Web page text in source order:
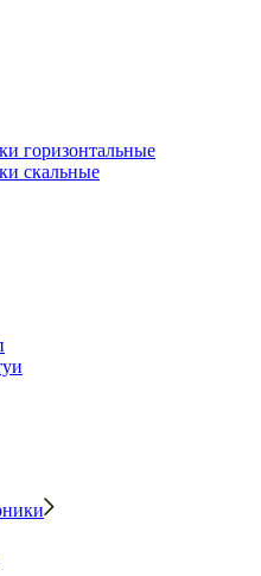
горизонтальные
скальные